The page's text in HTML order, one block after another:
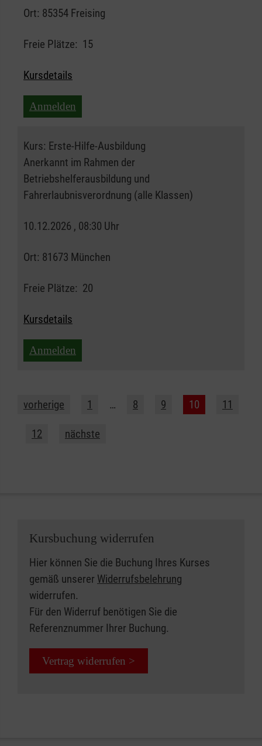
Ort: 85354 Freising
Freie Plätze: 15
Kursdetails
Anmelden
Kurs: Erste-Hilfe-Ausbildung
Anerkannt im Rahmen der
Betriebshelferausbildung und
Fahrerlaubnisverordnung (alle Klassen)
10.12.2026 , 08:30 Uhr
Ort: 81673 München
Freie Plätze: 20
Kursdetails
Anmelden
vorherige 1 … 8 9 10 11
12 nächste
Kursbuchung widerrufen
Hier können Sie die Buchung Ihres Kurses
gemäß unserer Widerrufsbelehrung
widerrufen.
Für den Widerruf benötigen Sie die
Referenznummer Ihrer Buchung.
Vertrag widerrufen >